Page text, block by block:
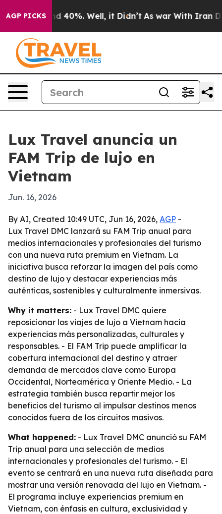
AGP PICKS
Around 40%. Well, it Didn’t As war With Iran
Lux Travel anuncia un
FAM Trip de lujo en
Vietnam
Jun. 16, 2026
By AI, Created 10:49 UTC, Jun 16, 2026, AGP -
Lux Travel DMC lanzará su FAM Trip anual para
medios internacionales y profesionales del turismo
con una nueva ruta premium en Vietnam. La
iniciativa busca reforzar la imagen del país como
destino de lujo y destacar experiencias más
auténticas, sostenibles y culturalmente inmersivas.
Why it matters: - Lux Travel DMC quiere
reposicionar los viajes de lujo a Vietnam hacia
experiencias más personalizadas, culturales y
responsables. - El FAM Trip puede amplificar la
cobertura internacional del destino y atraer
demanda de mercados clave como Europa
Occidental, Norteamérica y Oriente Medio. - La
estrategia también busca repartir mejor los
beneficios del turismo al impulsar destinos menos
conocidos fuera de los circuitos masivos.
What happened: - Lux Travel DMC anunció su FAM
Trip anual para una selección de medios
internacionales y profesionales del turismo. - El
evento se centrará en una nueva ruta diseñada para
mostrar una versión renovada del lujo en Vietnam. -
El programa incluye experiencias premium en
Vietnam, con énfasis en cultura, exclusividad y